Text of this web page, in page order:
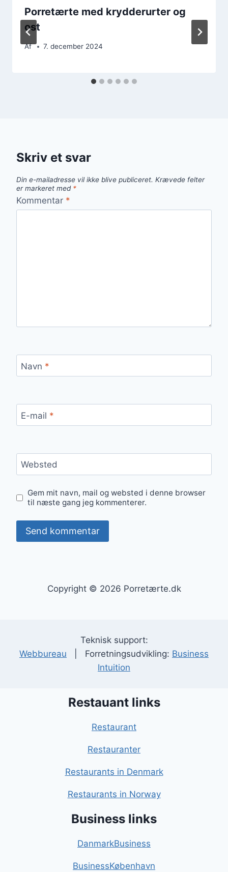
Porretærte med krydderurter og
ost
Af 7. december 2024
Skriv et svar
Din e-mailadresse vil ikke blive publiceret. Krævede felter
er markeret med *
Kommentar *
Navn *
E-mail *
Websted
Gem mit navn, mail og websted i denne browser
til næste gang jeg kommenterer.
Copyright © 2026 Porretærte.dk
Teknisk support:
Webbureau | Forretningsudvikling: Business
Intuition
Restauant links
Restaurant
Restauranter
Restaurants in Denmark
Restaurants in Norway
Business links
DanmarkBusiness
BusinessKøbenhavn